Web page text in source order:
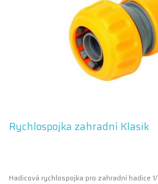
Rychlospojka zahradní Klasik
Hadicová rychlospojka pro zahradní hadice